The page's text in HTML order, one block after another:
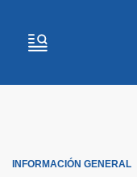
INFORMACIÓN GENERAL